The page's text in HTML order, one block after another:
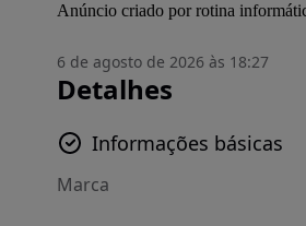
Anúncio criado por rotina
6 de agosto de 2026 às 18:27
Detalhes
Informações básicas
Marca